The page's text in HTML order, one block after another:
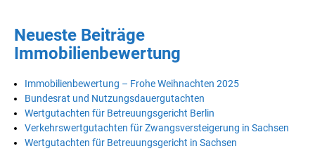
Neueste Beiträge
Immobilienbewertung
Immobilienbewertung – Frohe Weihnachten 2025
Bundesrat und Nutzungsdauergutachten
Wertgutachten für Betreuungsgericht Berlin
Verkehrswertgutachten für Zwangsversteigerung in Sachsen
Wertgutachten für Betreuungsgericht in Sachsen